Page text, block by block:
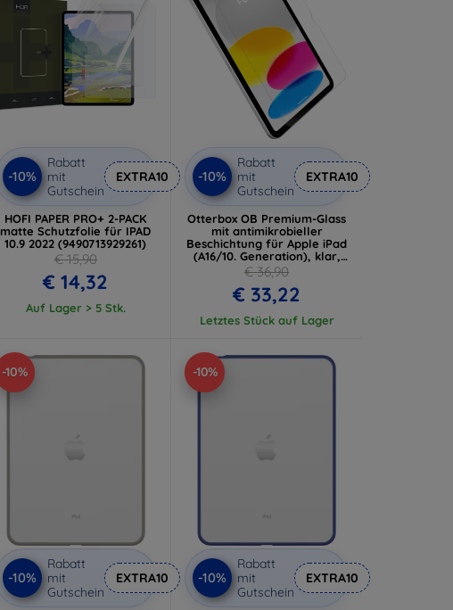
-10%
Rabatt
mit
Gutschein
EXTRA10
HOFI PAPER PRO+ 2-PACK
matte Schutzfolie für IPAD
10.9 2022 (9490713929261)
€ 15,90
€ 14,32
Auf Lager > 5 Stk.
-10%
Rabatt
mit
Gutschein
EXTRA10
Otterbox OB Premium-Glass
mit antimikrobieller
Beschichtung für Apple iPad
(A16/10. Generation), klar,
PP (77-93951)
€ 36,90
€ 33,22
Letztes Stück auf Lager
-10%
-10%
Rabatt
mit
Gutschein
EXTRA10
-10%
-10%
Rabatt
mit
Gutschein
EXTRA10